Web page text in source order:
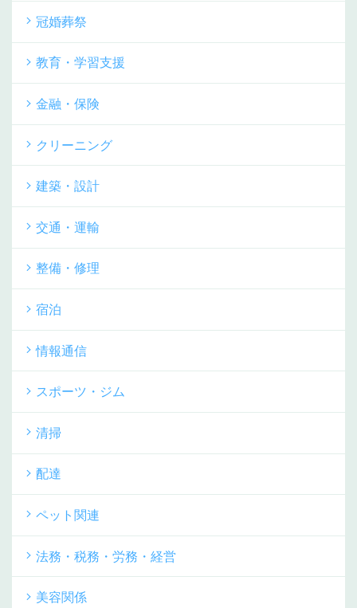
冠婚葬祭
教育・学習支援
金融・保険
クリーニング
建築・設計
交通・運輸
整備・修理
宿泊
情報通信
スポーツ・ジム
清掃
配達
ペット関連
法務・税務・労務・経営
美容関係